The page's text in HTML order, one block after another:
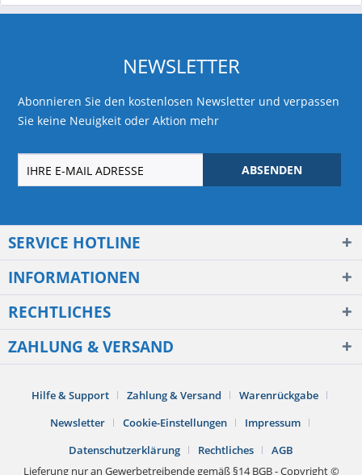
NEWSLETTER
Abonnieren Sie den kostenlosen Newsletter und verpassen
Sie keine Neuigkeit oder Aktion mehr
ABSENDEN
SERVICE HOTLINE
INFORMATIONEN
RECHTLICHES
ZAHLUNG & VERSAND
Hilfe & Support Zahlung & Versand
Warenrückgabe
Newsletter
Cookie-Einstellungen
Impressum
Datenschutzerklärung
Rechtliches
AGB
Lieferung nur an Gewerbetreibende gemäß §14 BGB - Copyright ©